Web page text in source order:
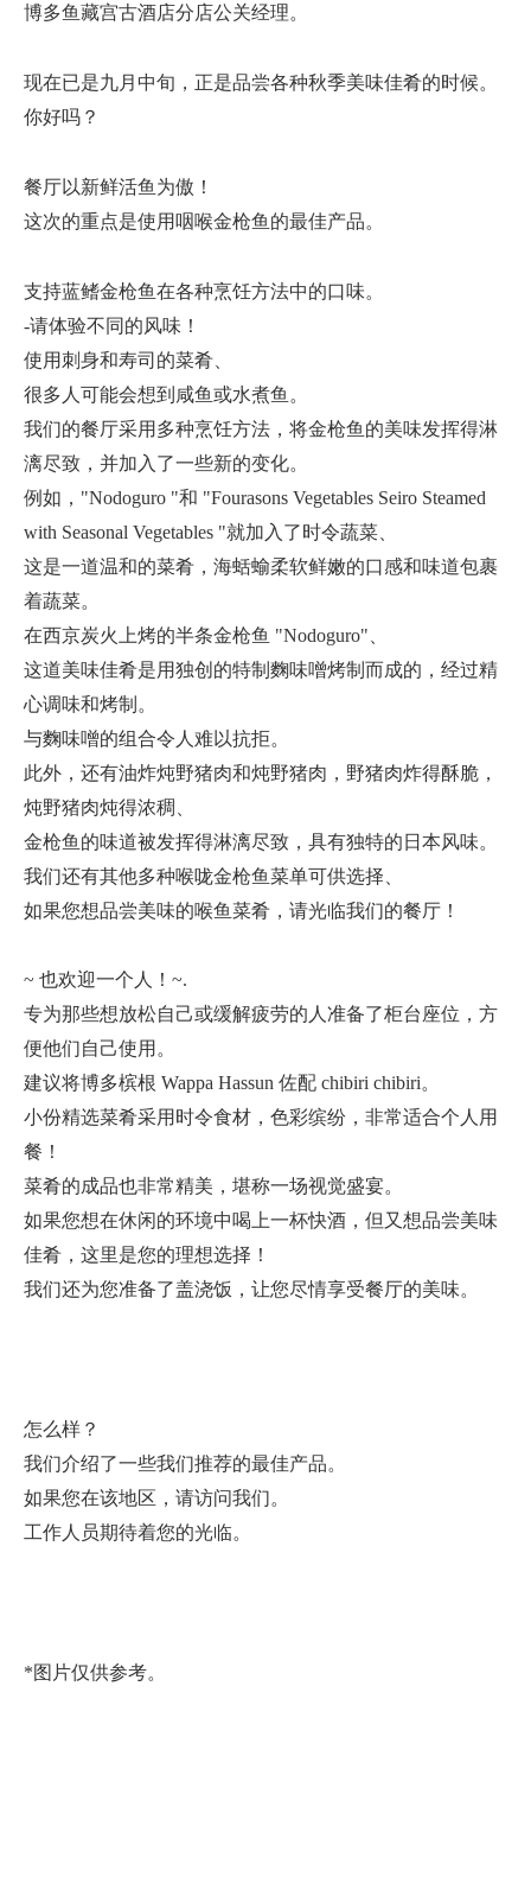
博多鱼藏宫古酒店分店公关经理。
现在已是九月中旬，正是品尝各种秋季美味佳肴的时候。
你好吗？
餐厅以新鲜活鱼为傲！
这次的重点是使用咽喉金枪鱼的最佳产品。
支持蓝鳍金枪鱼在各种烹饪方法中的口味。
-请体验不同的风味！
使用刺身和寿司的菜肴、
很多人可能会想到咸鱼或水煮鱼。
我们的餐厅采用多种烹饪方法，将金枪鱼的美味发挥得淋
漓尽致，并加入了一些新的变化。
例如，"Nodoguro "和 "Fourasons Vegetables Seiro Steamed
with Seasonal Vegetables "就加入了时令蔬菜、
这是一道温和的菜肴，海蛞蝓柔软鲜嫩的口感和味道包裹
着蔬菜。
在西京炭火上烤的半条金枪鱼 "Nodoguro"、
这道美味佳肴是用独创的特制麴味噌烤制而成的，经过精
心调味和烤制。
与麴味噌的组合令人难以抗拒。
此外，还有油炸炖野猪肉和炖野猪肉，野猪肉炸得酥脆，
炖野猪肉炖得浓稠、
金枪鱼的味道被发挥得淋漓尽致，具有独特的日本风味。
我们还有其他多种喉咙金枪鱼菜单可供选择、
如果您想品尝美味的喉鱼菜肴，请光临我们的餐厅！
~ 也欢迎一个人！~.
专为那些想放松自己或缓解疲劳的人准备了柜台座位，方
便他们自己使用。
建议将博多槟根 Wappa Hassun 佐配 chibiri chibiri。
小份精选菜肴采用时令食材，色彩缤纷，非常适合个人用
餐！
菜肴的成品也非常精美，堪称一场视觉盛宴。
如果您想在休闲的环境中喝上一杯快酒，但又想品尝美味
佳肴，这里是您的理想选择！
我们还为您准备了盖浇饭，让您尽情享受餐厅的美味。
怎么样？
我们介绍了一些我们推荐的最佳产品。
如果您在该地区，请访问我们。
工作人员期待着您的光临。
*图片仅供参考。